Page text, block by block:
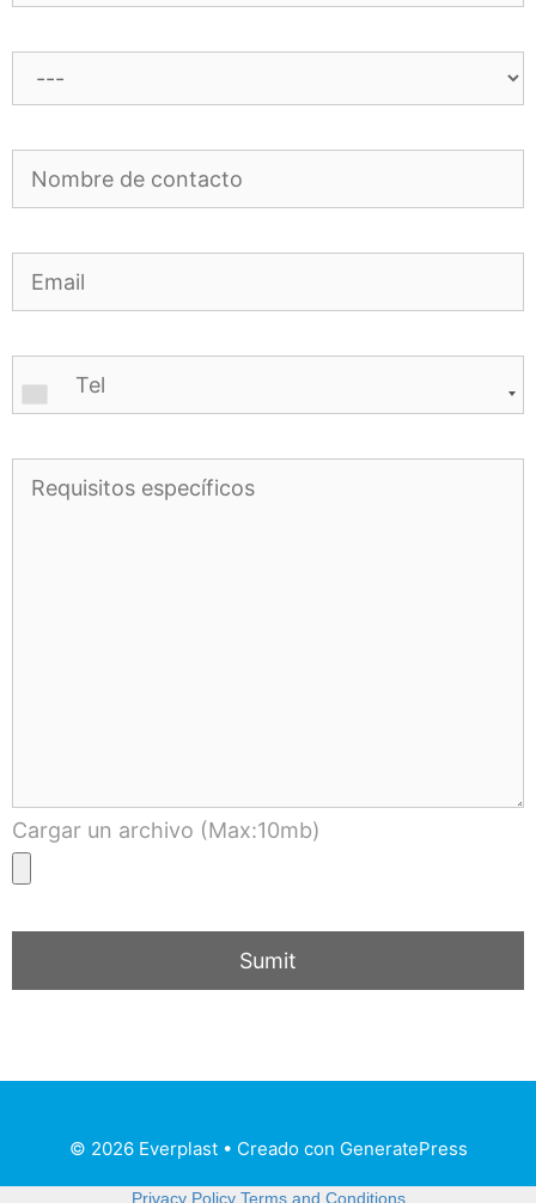
Cargar un archivo (Max:10mb)
© 2026 Everplast• Creado con GeneratePress
Privacy Policy Terms and Conditions